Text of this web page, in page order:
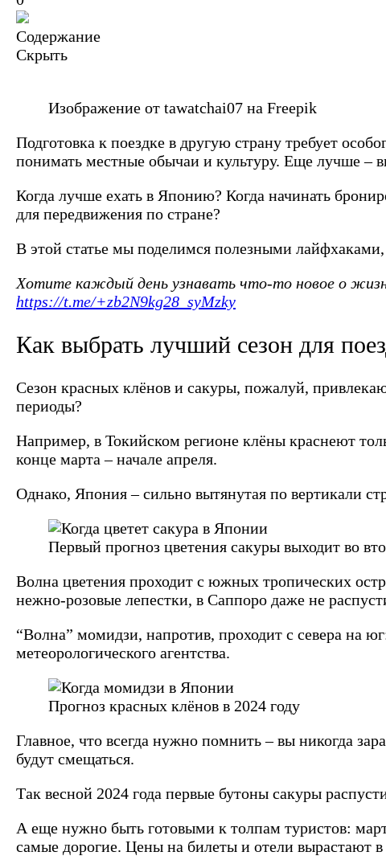
Содержание
Скрыть
Изображение от tawatchai07 на Freepik
Подготовка к поездке в другую страну требует
понимать местные обычаи и культуру. Еще лучше –
Когда лучше ехать в Японию? Когда начинать
для передвижения по стране?
В этой статье мы поделимся полезными
Хотите каждый день узнавать что-то новое о
https://t.me/+zb2N9kg28_syMzky
Как выбрать лучший сезон для
Сезон красных клёнов и сакуры, пожалуй,
периоды?
Например, в Токийском регионе клёны краснеют
конце марта – начале апреля.
Однако, Япония – сильно вытянутая по вертикали
Первый прогноз цветения сакуры выходит во
Волна цветения проходит с южных тропических
нежно-розовые лепестки, в Саппоро даже не
“Волна” момидзи, напротив, проходит с севера на
метеорологического агентства.
Прогноз красных клёнов в 2024 году
Главное, что всегда нужно помнить – вы никогда
будут смещаться.
Так весной 2024 года первые бутоны сакуры
А еще нужно быть готовыми к толпам туристов:
самые дорогие. Цены на билеты и отели вырастают в